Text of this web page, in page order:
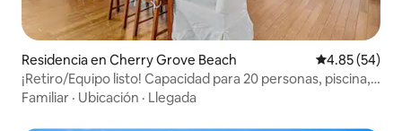
Residencia en Cherry Grove Beach Calificación
4.85 (54)
¡Retiro/Equipo listo! Capacidad para 20 personas, piscina, a
pie de la playa
Familiar · Ubicación · Llegada